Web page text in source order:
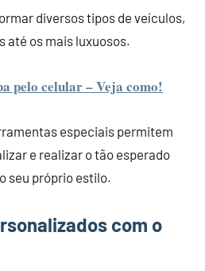
diversos tipos de veículos,
até os mais luxuosos.
pelo celular – Veja como!
especiais permitem
e realizar o tão esperado
seu próprio estilo.
com o